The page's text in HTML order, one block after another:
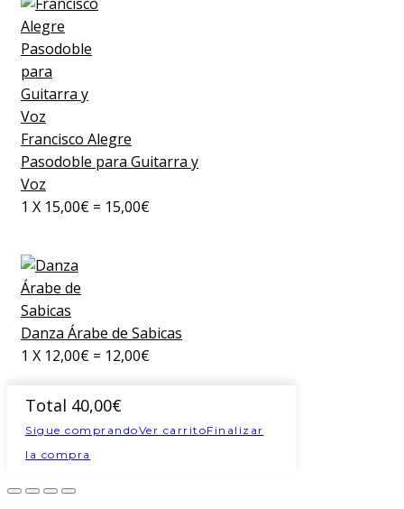
Francisco Alegre
Pasodoble para Guitarra y
Voz
1 X 15,00€ = 15,00€
Danza Árabe de Sabicas
1 X 12,00€ = 12,00€
Total 40,00€
Sigue comprandoVer carritoFinalizar
la compra